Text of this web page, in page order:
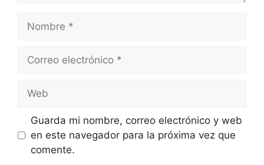
electrónico
Guarda mi nombre, correo electrónico y web
en este navegador para la próxima vez que
comente.